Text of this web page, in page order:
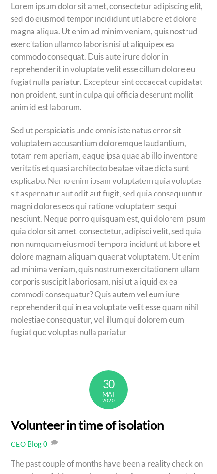
Lorem ipsum dolor sit amet, consectetur adipiscing elit,
sed do eiusmod tempor incididunt ut labore et dolore
magna aliqua. Ut enim ad minim veniam, quis nostrud
exercitation ullamco laboris nisi ut aliquip ex ea
commodo consequat. Duis aute irure dolor in
reprehenderit in voluptate velit esse cillum dolore eu
fugiat nulla pariatur. Excepteur sint occaecat cupidatat
non proident, sunt in culpa qui officia deserunt mollit
anim id est laborum.
Sed ut perspiciatis unde omnis iste natus error sit
voluptatem accusantium doloremque laudantium,
totam rem aperiam, eaque ipsa quae ab illo inventore
veritatis et quasi architecto beatae vitae dicta sunt
explicabo. Nemo enim ipsam voluptatem quia voluptas
sit aspernatur aut odit aut fugit, sed quia consequuntur
magni dolores eos qui ratione voluptatem sequi
nesciunt. Neque porro quisquam est, qui dolorem ipsum
quia dolor sit amet, consectetur, adipisci velit, sed quia
non numquam eius modi tempora incidunt ut labore et
dolore magnam aliquam quaerat voluptatem. Ut enim
ad minima veniam, quis nostrum exercitationem ullam
corporis suscipit laboriosam, nisi ut aliquid ex ea
commodi consequatur? Quis autem vel eum iure
reprehenderit qui in ea voluptate velit esse quam nihil
molestiae consequatur, vel illum qui dolorem eum
fugiat quo voluptas nulla pariatur
30
MAI
2020
Volunteer in time of isolation
CEO Blog0
The past couple of months have been a reality check on